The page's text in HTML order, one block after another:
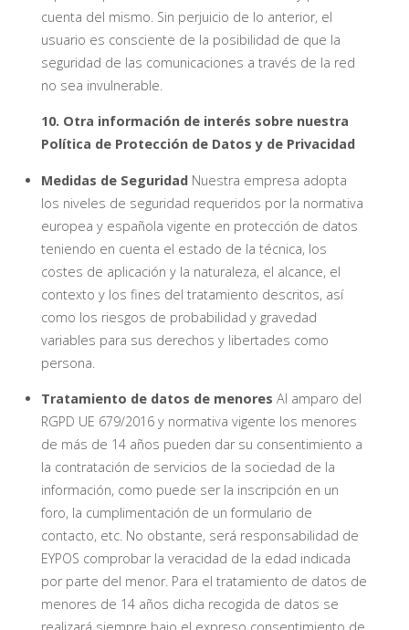
cuenta del mismo. Sin perjuicio de lo anterior, el
usuario es consciente de la posibilidad de que la
seguridad de las comunicaciones a través de la red
no sea invulnerable.
10. Otra información de interés sobre nuestra
Política de Protección de Datos y de Privacidad
Medidas de SeguridadNuestra empresa adopta
los niveles de seguridad requeridos por la normativa
europea y española vigente en protección de datos
teniendo en cuenta el estado de la técnica, los
costes de aplicación y la naturaleza, el alcance, el
contexto y los fines del tratamiento descritos, así
como los riesgos de probabilidad y gravedad
variables para sus derechos y libertades como
persona.
Tratamiento de datos de menores Al amparo del
RGPD UE 679/2016 y normativa vigente los menores
de más de 14 años pueden dar su consentimiento a
la contratación de servicios de la sociedad de la
información, como puede ser la inscripción en un
foro, la cumplimentación de un formulario de
contacto, etc. No obstante, será responsabilidad de
EYPOS comprobar la veracidad de la edad indicada
por parte del menor. Para el tratamiento de datos de
menores de 14 años dicha recogida de datos se